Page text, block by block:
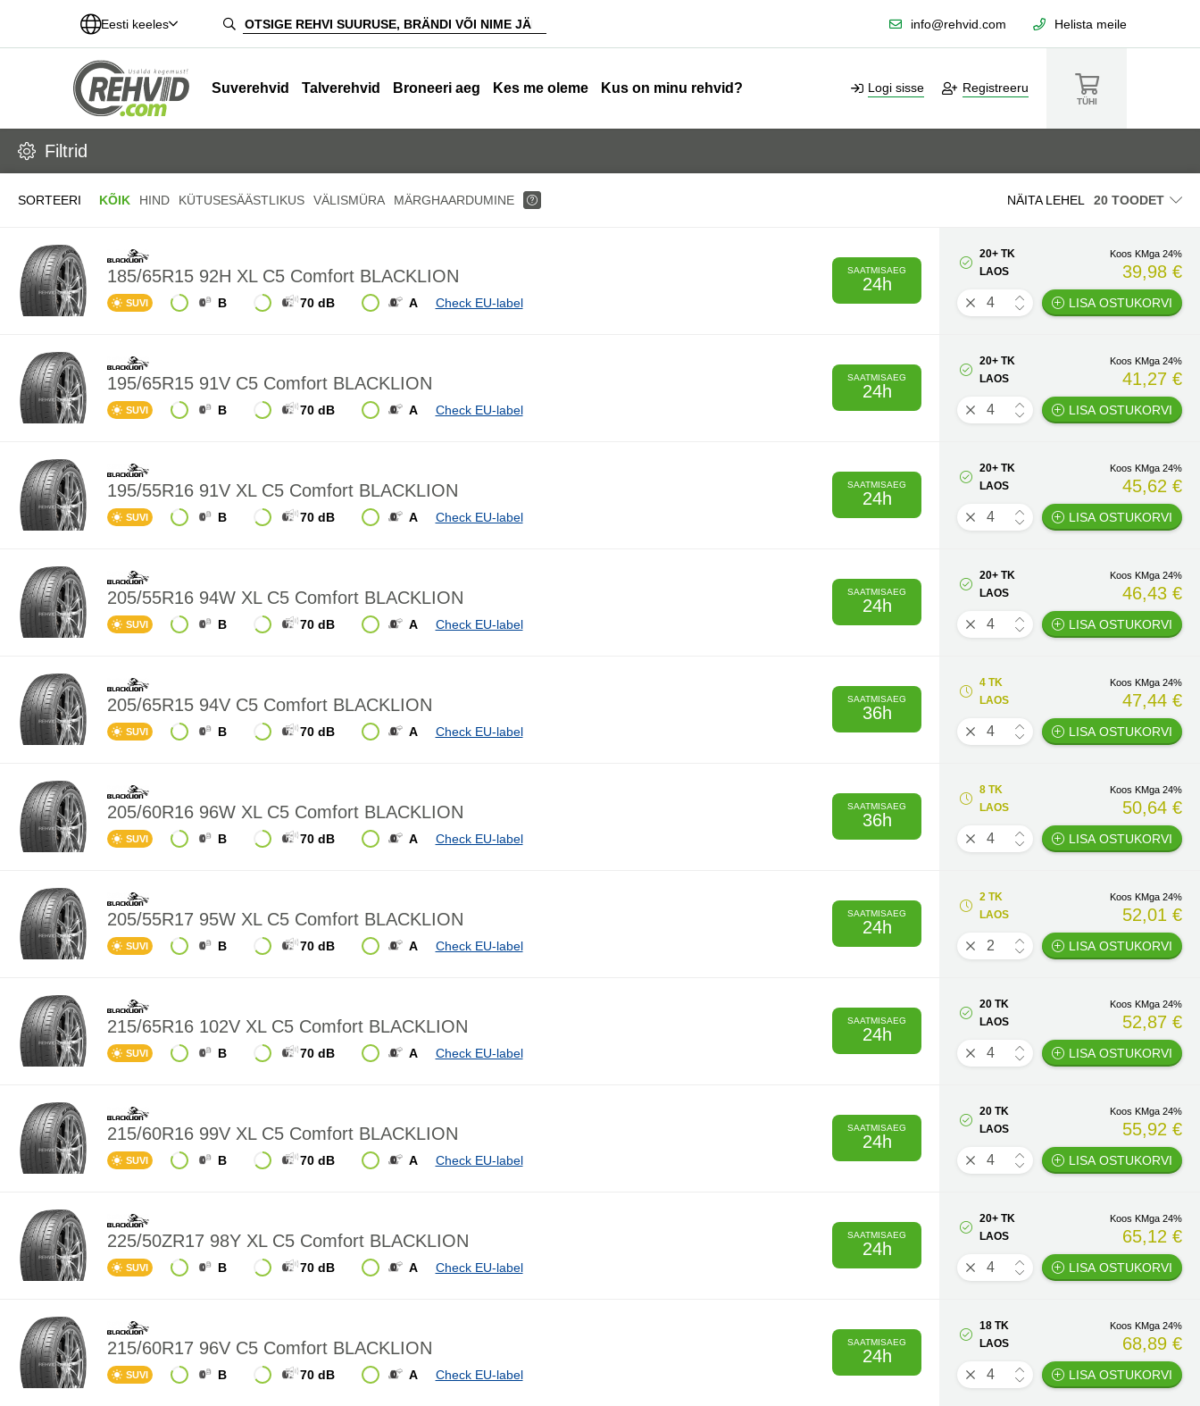
Eesti keeles info@rehvid.com Helista meile
Suverehvid Talverehvid Broneeri aeg Kes me oleme Kus on minu rehvid? Logi sisse Registreeru
TÜHI
Filtrid
SORTEERI KÕIK HIND KÜTUSESÄÄSTLIKUS VÄLISMÜRA MÄRGHAARDUMINE NÄITA LEHEL
185/65R15 92H XL C5 Comfort BLACKLION
SUVI B 70 dB A Check EU-label
SAATMISAEG
24h
20+ TK
LAOS
Koos KMga 24%
39,98 €
LISA OSTUKORVI
195/65R15 91V C5 Comfort BLACKLION
SUVI B 70 dB A Check EU-label
SAATMISAEG
24h
20+ TK
LAOS
Koos KMga 24%
41,27 €
LISA OSTUKORVI
195/55R16 91V XL C5 Comfort BLACKLION
SUVI B 70 dB A Check EU-label
SAATMISAEG
24h
20+ TK
LAOS
Koos KMga 24%
45,62 €
LISA OSTUKORVI
205/55R16 94W XL C5 Comfort BLACKLION
SUVI B 70 dB A Check EU-label
SAATMISAEG
24h
20+ TK
LAOS
Koos KMga 24%
46,43 €
LISA OSTUKORVI
205/65R15 94V C5 Comfort BLACKLION
SUVI B 70 dB A Check EU-label
SAATMISAEG
36h
4 TK
LAOS
Koos KMga 24%
47,44 €
LISA OSTUKORVI
205/60R16 96W XL C5 Comfort BLACKLION
SUVI B 70 dB A Check EU-label
SAATMISAEG
36h
8 TK
LAOS
Koos KMga 24%
50,64 €
LISA OSTUKORVI
205/55R17 95W XL C5 Comfort BLACKLION
SUVI B 70 dB A Check EU-label
SAATMISAEG
24h
2 TK
LAOS
Koos KMga 24%
52,01 €
LISA OSTUKORVI
215/65R16 102V XL C5 Comfort BLACKLION
SUVI B 70 dB A Check EU-label
SAATMISAEG
24h
20 TK
LAOS
Koos KMga 24%
52,87 €
LISA OSTUKORVI
215/60R16 99V XL C5 Comfort BLACKLION
SUVI B 70 dB A Check EU-label
SAATMISAEG
24h
20 TK
LAOS
Koos KMga 24%
55,92 €
LISA OSTUKORVI
225/50ZR17 98Y XL C5 Comfort BLACKLION
SUVI B 70 dB A Check EU-label
SAATMISAEG
24h
20+ TK
LAOS
Koos KMga 24%
65,12 €
LISA OSTUKORVI
215/60R17 96V C5 Comfort BLACKLION
SUVI B 70 dB A Check EU-label
SAATMISAEG
24h
18 TK
LAOS
Koos KMga 24%
68,89 €
LISA OSTUKORVI